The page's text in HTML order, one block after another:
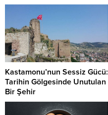
Kastamonu’nun Sessiz Gücü:
Tarihin Gölgesinde Unutulan
Bir Şehir